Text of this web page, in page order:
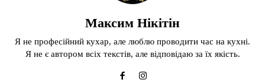
Максим Нікітін
Я не професійний кухар, але люблю проводити час на кухні.
Я не є автором всіх текстів, але відповідаю за їх якість.